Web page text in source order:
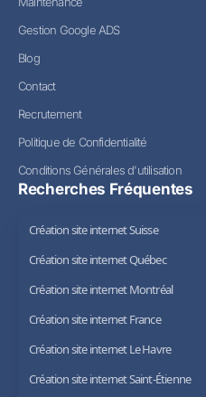
Gestion Google ADS
Blog
Contact
Recrutement
Politique de Confidentialité
Conditions Générales d'utilisation
Recherches Fréquentes
Création site internet Suisse
Création site internet Québec
Création site internet Montréal
Création site internet France
Création site internet Le Havre
Création site internet Saint-Étienne